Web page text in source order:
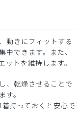
動きにフィットする
中できます。また、
ットを維持します。
、乾燥させることで
。
持っておくと安心で